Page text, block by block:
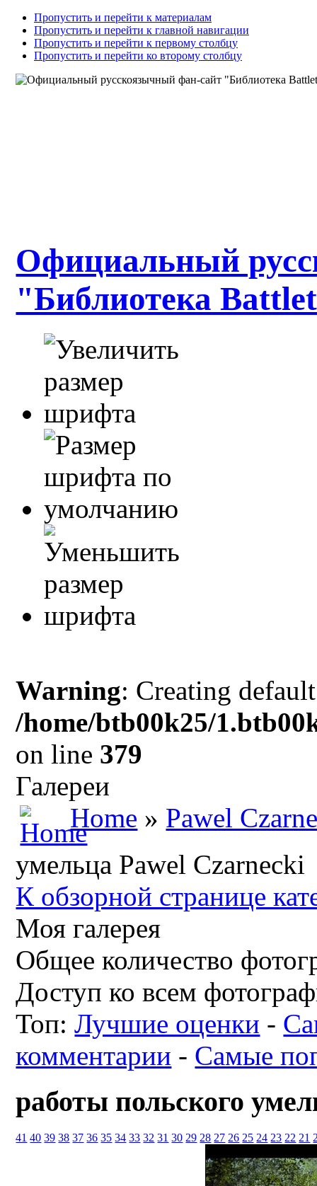
Пропустить и перейти к материалам
Пропустить и перейти к главной навигации
Пропустить и перейти к первому столбцу
Пропустить и перейти ко второму столбцу
Официальный
"Библиотека
Warning: Creating
/home/btb00k25/
on line 379
Галереи
Home » Pawel
умельца Pawel Czarnecki
К обзорной странице
Моя галерея
Общее количество
Доступ ко всем
Топ:Лучшие оценки -
комментарии - Самые
работы польского
41 40 39 38 37 36 35 34 33 32 31 30 29 28 27 26 25 24 23 22 21